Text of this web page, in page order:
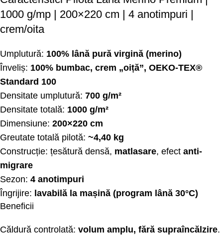
1000 g/mp | 200×220 cm | 4 anotimpuri |
crem/oita
Umplutură: 100% lână pură virgină (merino)
Înveliș: 100% bumbac, crem „oiță”, OEKO-TEX®
Standard 100
Densitate umplutură: 700 g/m²
Densitate totală: 1000 g/m²
Dimensiune: 200×220 cm
Greutate totală pilotă: ~4,40 kg
Construcție: țesătură densă, matlasare, efect anti-
migrare
Sezon: 4 anotimpuri
Îngrijire: lavabilă la mașină (program lână 30°C)
Beneficii
Căldură controlată: volum amplu, fără supraîncălzire.